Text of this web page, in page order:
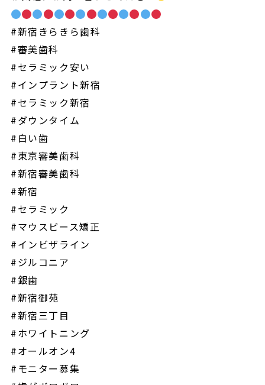
#新宿きらきら歯科
#審美歯科
#セラミック安い
#インプラント新宿
#セラミック新宿
#ダウンタイム
#白い歯
#東京審美歯科
#新宿審美歯科
#新宿
#セラミック
#マウスピース矯正
#インビザライン
#ジルコニア
#銀歯
#新宿御苑
#新宿三丁目
#ホワイトニング
#オールオン4
#モニター募集